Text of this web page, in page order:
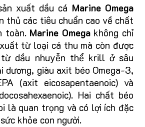
xuất dầu cá Marine Omega
thủ các tiêu chuẩn cao về chất
toàn. Marine Omegakhông chỉ
từ loại cá thu mà còn được
dầu nhuyễn thể krill ở sâu
dương, giàu axit béo Omega-3,
(axit eicosapentaenoic) và
Hai chất béo
là quan trọng và có lợi ích đặc
khỏe con người.